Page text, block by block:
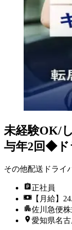
未経験OK/
与年2回◆ド
その他配送ドライ
正社員
【月給】
佐川急便
愛知県名古